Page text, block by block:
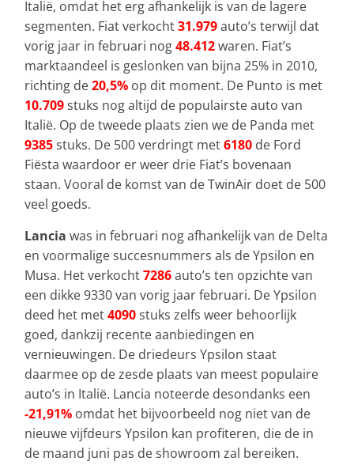
Italië, omdat het erg afhankelijk is van de lagere
segmenten. Fiat verkocht31.979auto’s terwijl dat
vorig jaar in februari nog48.412waren. Fiat’s
marktaandeel is geslonken van bijna 25% in 2010,
richting de20,5% op dit moment. De Punto is met
10.709stuks nog altijd de populairste auto van
Italië. Op de tweede plaats zien we de Panda met
9385stuks. De 500 verdringt met6180 de Ford
Fiësta waardoor er weer drie Fiat’s bovenaan
staan. Vooral de komst van de TwinAir doet de 500
veel goeds.
Lancia was in februari nog afhankelijk van de Delta
en voormalige succesnummers als de Ypsilon en
Musa. Het verkocht7286auto’s ten opzichte van
een dikke 9330 van vorig jaar februari. De Ypsilon
deed het met4090stuks zelfs weer behoorlijk
goed, dankzij recente aanbiedingen en
vernieuwingen. De driedeurs Ypsilon staat
daarmee op de zesde plaats van meest populaire
auto’s in Italië. Lancia noteerde desondanks een
-21,91% omdat het bijvoorbeeld nog niet van de
nieuwe vijfdeurs Ypsilon kan profiteren, die de in
de maand juni pas de showroom zal bereiken.